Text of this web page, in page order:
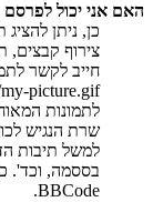
האם אני יכול לפרסם
כן, ניתן
צירוף
חייב לקשר
לתמונות
שרת הנגיש
BBCode.